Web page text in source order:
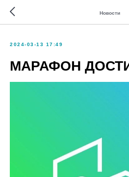
Новости
2024-03-13 17:49
МАРАФОН